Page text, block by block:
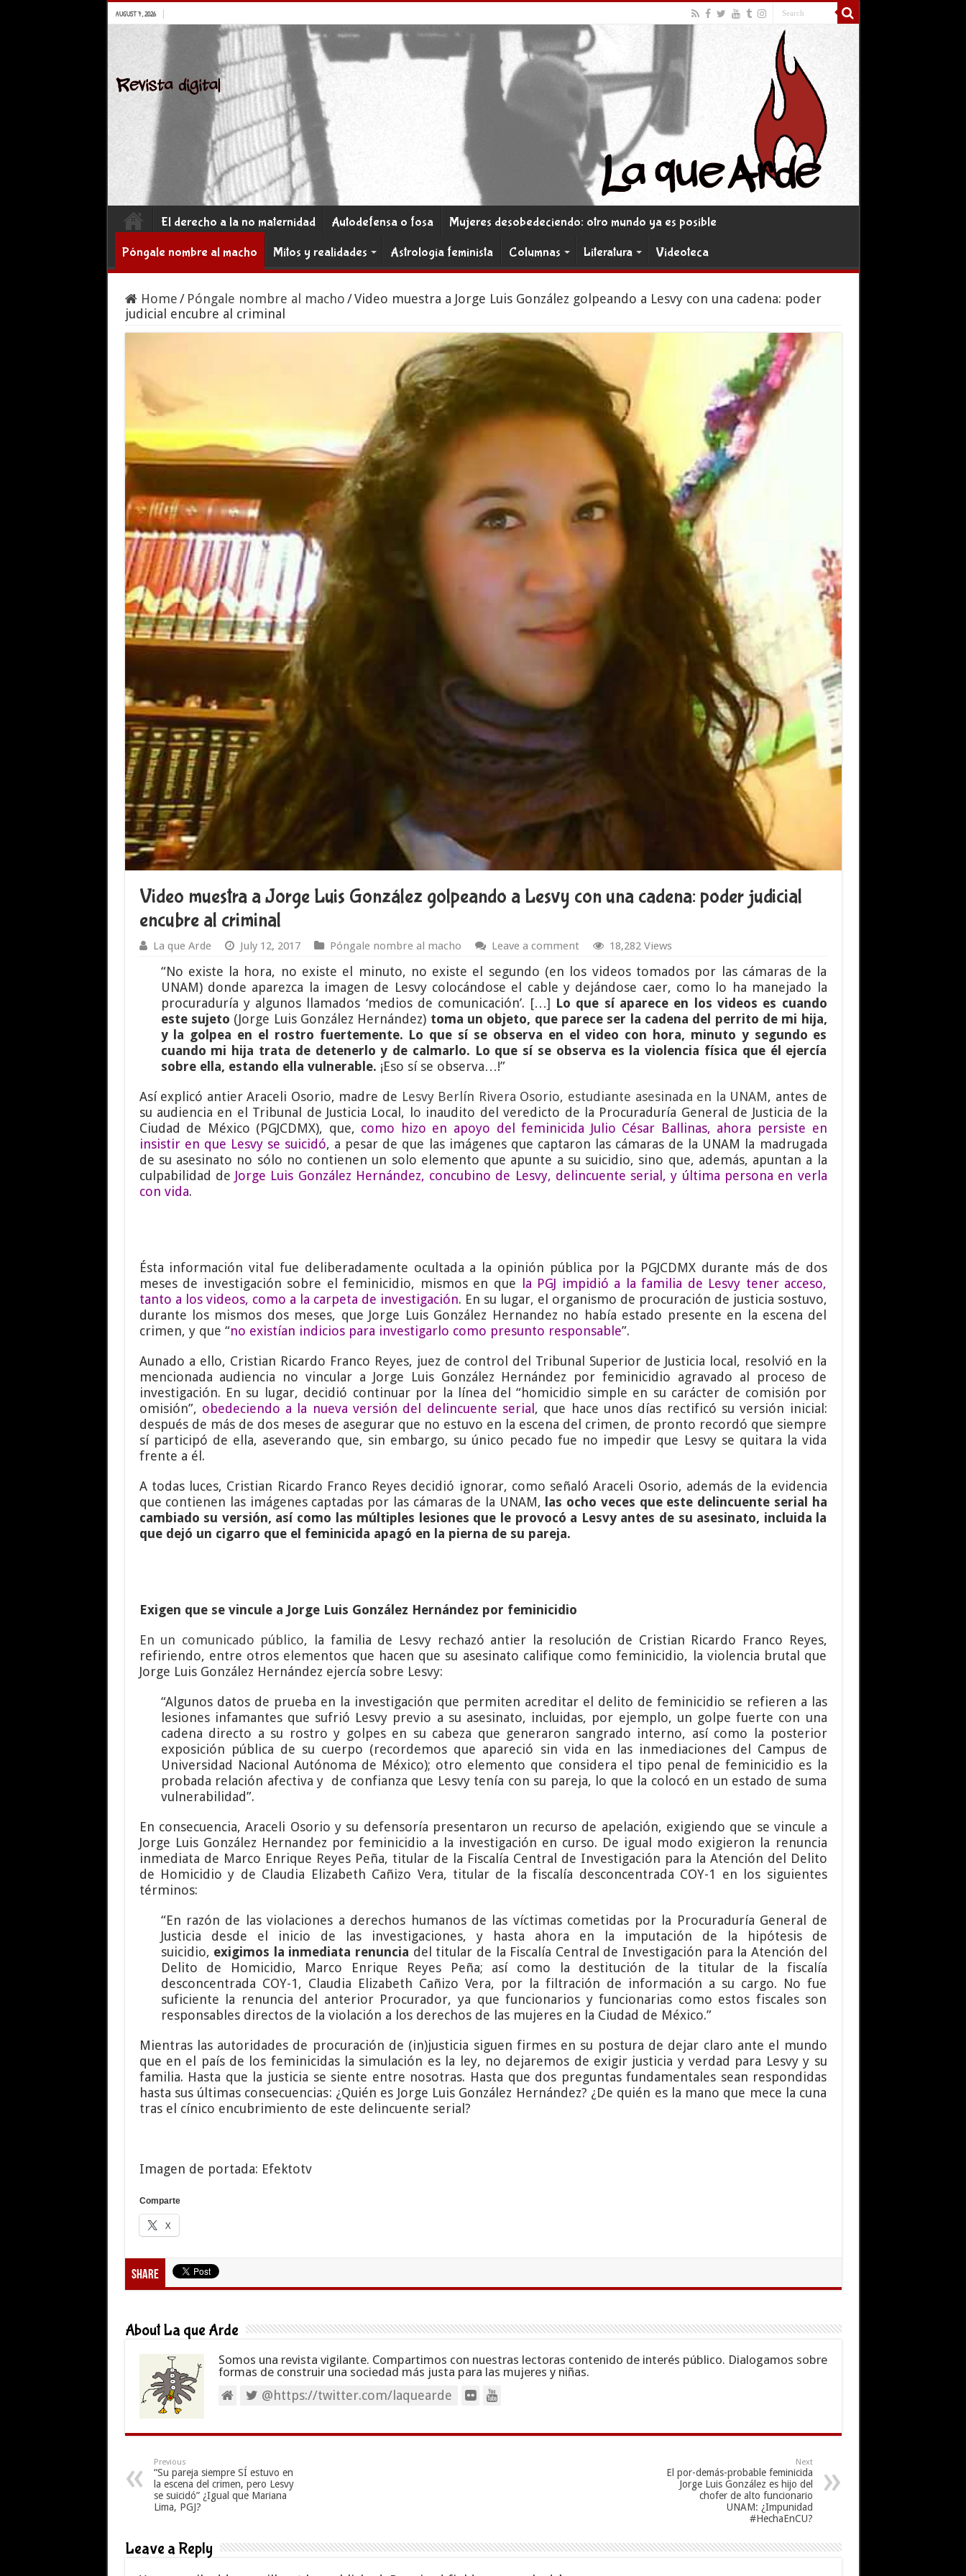
AUGUST 7, 2026
El derecho a la no maternidad Autodefensa o fosa
Mujeres desobedeciendo: otro mundo ya es posible
Póngale nombre al macho
Mitos y realidades Astrología feminista Columnas Literatura Videoteca
Home/ Póngale nombre al macho/Video muestra a Jorge Luis González golpeando a Lesvy con una cadena: poder
judicial encubre al criminal
Video muestra a Jorge Luis González golpeando a Lesvy con una cadena: poder judicial
encubre al criminal
La que Arde July 12, 2017 Póngale nombre al macho Leave a comment 18,282 Views
“No existe la hora, no existe el minuto, no existe el segundo (en los videos tomados por las cámaras de la
UNAM) donde aparezca la imagen de Lesvy colocándose el cable y dejándose caer, como lo ha manejado la
procuraduría y algunos llamados ‘medios de comunicación’. […] Lo que sí aparece en los videos es cuando
este sujeto (Jorge Luis González Hernández) toma un objeto, que parece ser la cadena del perrito de mi hija,
y la golpea en el rostro fuertemente. Lo que sí se observa en el video con hora, minuto y segundo es
cuando mi hija trata de detenerlo y de calmarlo. Lo que sí se observa es la violencia física que él ejercía
sobre ella, estando ella vulnerable. ¡Eso sí se observa…!”
Así explicó antier Araceli Osorio, madre de Lesvy Berlín Rivera Osorio, estudiante asesinada en la UNAM, antes de
su audiencia en el Tribunal de Justicia Local, lo inaudito del veredicto de la Procuraduría General de Justicia de la
Ciudad de México (PGJCDMX), que, como hizo en apoyo del feminicida Julio César Ballinas, ahora persiste en
insistir en que Lesvy se suicidó, a pesar de que las imágenes que captaron las cámaras de la UNAM la madrugada
de su asesinato no sólo no contienen un solo elemento que apunte a su suicidio, sino que, además, apuntan a la
culpabilidad de Jorge Luis González Hernández, concubino de Lesvy, delincuente serial, y última persona en verla
con vida.
Ésta información vital fue deliberadamente ocultada a la opinión pública por la PGJCDMX durante más de dos
meses de investigación sobre el feminicidio, mismos en que la PGJ impidió a la familia de Lesvy tener acceso,
tanto a los videos, como a la carpeta de investigación. En su lugar, el organismo de procuración de justicia sostuvo,
durante los mismos dos meses, que Jorge Luis González Hernandez no había estado presente en la escena del
crimen, y que “no existían indicios para investigarlo como presunto responsable”.
Aunado a ello, Cristian Ricardo Franco Reyes, juez de control del Tribunal Superior de Justicia local, resolvió en la
mencionada audiencia no vincular a Jorge Luis González Hernández por feminicidio agravado al proceso de
investigación. En su lugar, decidió continuar por la línea del “homicidio simple en su carácter de comisión por
omisión”, obedeciendo a la nueva versión del delincuente serial, que hace unos días rectificó su versión inicial:
después de más de dos meses de asegurar que no estuvo en la escena del crimen, de pronto recordó que siempre
sí participó de ella, aseverando que, sin embargo, su único pecado fue no impedir que Lesvy se quitara la vida
frente a él.
A todas luces, Cristian Ricardo Franco Reyes decidió ignorar, como señaló Araceli Osorio, además de la evidencia
que contienen las imágenes captadas por las cámaras de la UNAM, las ocho veces que este delincuente serial ha
cambiado su versión, así como las múltiples lesiones que le provocó a Lesvy antes de su asesinato, incluida la
que dejó un cigarro que el feminicida apagó en la pierna de su pareja.
Exigen que se vincule a Jorge Luis González Hernández por feminicidio
En un comunicado público, la familia de Lesvy rechazó antier la resolución de Cristian Ricardo Franco Reyes,
refiriendo, entre otros elementos que hacen que su asesinato califique como feminicidio, la violencia brutal que
Jorge Luis González Hernández ejercía sobre Lesvy:
“Algunos datos de prueba en la investigación que permiten acreditar el delito de feminicidio se refieren a las
lesiones infamantes que sufrió Lesvy previo a su asesinato, incluidas, por ejemplo, un golpe fuerte con una
cadena directo a su rostro y golpes en su cabeza que generaron sangrado interno, así como la posterior
exposición pública de su cuerpo (recordemos que apareció sin vida en las inmediaciones del Campus de
Universidad Nacional Autónoma de México); otro elemento que considera el tipo penal de feminicidio es la
probada relación afectiva y de confianza que Lesvy tenía con su pareja, lo que la colocó en un estado de suma
vulnerabilidad”.
En consecuencia, Araceli Osorio y su defensoría presentaron un recurso de apelación, exigiendo que se vincule a
Jorge Luis González Hernandez por feminicidio a la investigación en curso. De igual modo exigieron la renuncia
inmediata de Marco Enrique Reyes Peña, titular de la Fiscalía Central de Investigación para la Atención del Delito
de Homicidio y de Claudia Elizabeth Cañizo Vera, titular de la fiscalía desconcentrada COY-1 en los siguientes
términos:
“En razón de las violaciones a derechos humanos de las víctimas cometidas por la Procuraduría General de
Justicia desde el inicio de las investigaciones, y hasta ahora en la imputación de la hipótesis de
suicidio, exigimos la inmediata renuncia del titular de la Fiscalía Central de Investigación para la Atención del
Delito de Homicidio, Marco Enrique Reyes Peña; así como la destitución de la titular de la fiscalía
desconcentrada COY-1, Claudia Elizabeth Cañizo Vera, por la filtración de información a su cargo. No fue
suficiente la renuncia del anterior Procurador, ya que funcionarios y funcionarias como estos fiscales son
responsables directos de la violación a los derechos de las mujeres en la Ciudad de México.”
Mientras las autoridades de procuración de (in)justicia siguen firmes en su postura de dejar claro ante el mundo
que en el país de los feminicidas la simulación es la ley, no dejaremos de exigir justicia y verdad para Lesvy y su
familia. Hasta que la justicia se siente entre nosotras. Hasta que dos preguntas fundamentales sean respondidas
hasta sus últimas consecuencias: ¿Quién es Jorge Luis González Hernández? ¿De quién es la mano que mece la cuna
tras el cínico encubrimiento de este delincuente serial?
Imagen de portada: Efektotv
Comparte
X
Share
About La que Arde
Somos una revista vigilante. Compartimos con nuestras lectoras contenido de interés público. Dialogamos sobre
formas de construir una sociedad más justa para las mujeres y niñas.
@https://twitter.com/laquearde
Previous
“Su pareja siempre SÍ estuvo en
la escena del crimen, pero Lesvy
se suicidó” ¿Igual que Mariana
Lima, PGJ?
Next
El por-demás-probable feminicida
Jorge Luis González es hijo del
chofer de alto funcionario
UNAM: ¿Impunidad
#HechaEnCU?
Leave a Reply